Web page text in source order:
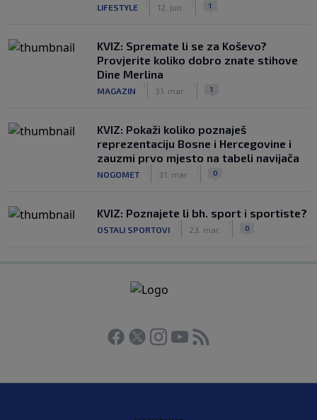
LIFESTYLE 12. jun. 1
KVIZ: Spremate li se za Koševo?
Provjerite koliko dobro znate stihove
Dine Merlina
MAGAZIN 31. mar. 1
KVIZ: Pokaži koliko poznaješ
reprezentaciju Bosne i Hercegovine i
zauzmi prvo mjesto na tabeli navijača
NOGOMET 31. mar. 0
KVIZ: Poznajete li bh. sport i sportiste?
OSTALI SPORTOVI 23. mar. 0